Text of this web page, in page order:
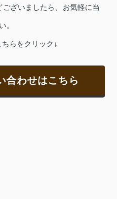
ざいましたら、お気軽に当
。
らをクリック↓
合わせはこちら